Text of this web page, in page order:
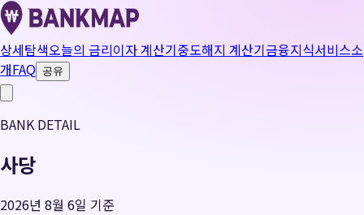
상세탐색오늘의 금리이자 계산기중도해지 계산기금융지식서비스소
개FAQ 공유
BANK DETAIL
사당
2026년 8월 6일 기준